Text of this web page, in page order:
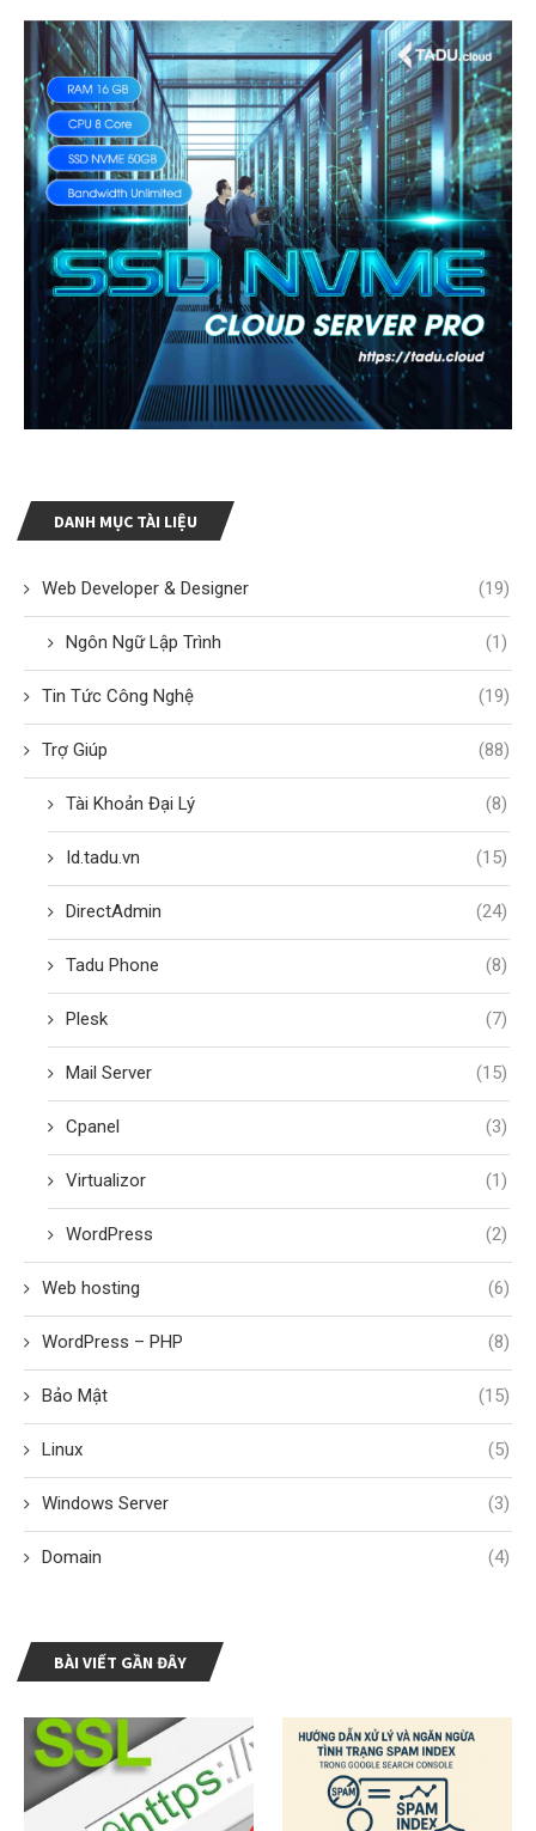
DANH MỤC TÀI LIỆU
Web Developer & Designer (19)
Ngôn Ngữ Lập Trình (1)
Tin Tức Công Nghệ (19)
Trợ Giúp (88)
Tài Khoản Đại Lý (8)
Id.tadu.vn (15)
DirectAdmin (24)
Tadu Phone (8)
Plesk (7)
Mail Server (15)
Cpanel (3)
Virtualizor (1)
WordPress (2)
Web hosting (6)
WordPress – PHP (8)
Bảo Mật (15)
Linux (5)
Windows Server (3)
Domain (4)
BÀI VIẾT GẦN ĐÂY